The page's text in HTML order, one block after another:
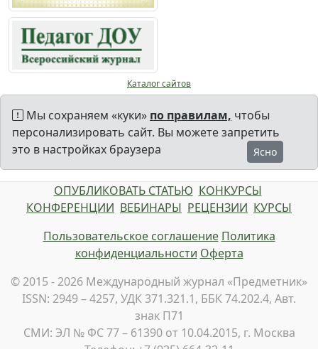
Каталог сайтов
Мы сохраняем «куки» по правилам, чтобы
персонализировать сайт. Вы можете запретить
это в настройках браузера
Ясно
ОПУБЛИКОВАТЬ СТАТЬЮ КОНКУРСЫ
КОНФЕРЕНЦИИ ВЕБИНАРЫ РЕЦЕНЗИИ КУРСЫ
Пользовательское соглашение Политика
конфиденциальности Оферта
© 2015 - 2026 Международный журнал «Предметник»
ISSN: 2949 – 4257, УДК 371.321.1, ББК 74.202.4, Авт.
знак П71
СМИ: ЭЛ № ФС 77 – 61390 от 10.04.2015, г. Москва